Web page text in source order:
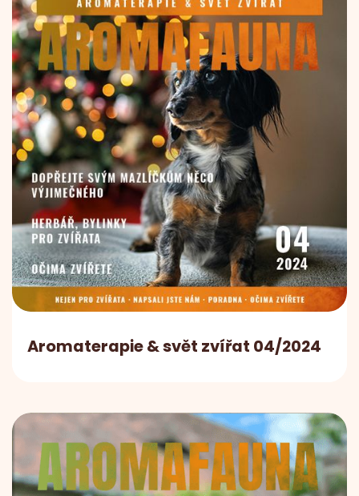
Aromaterapie & svět zvířat 04/2024